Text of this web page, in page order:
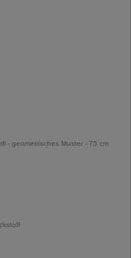
- geometrisches Muster - 75 cm